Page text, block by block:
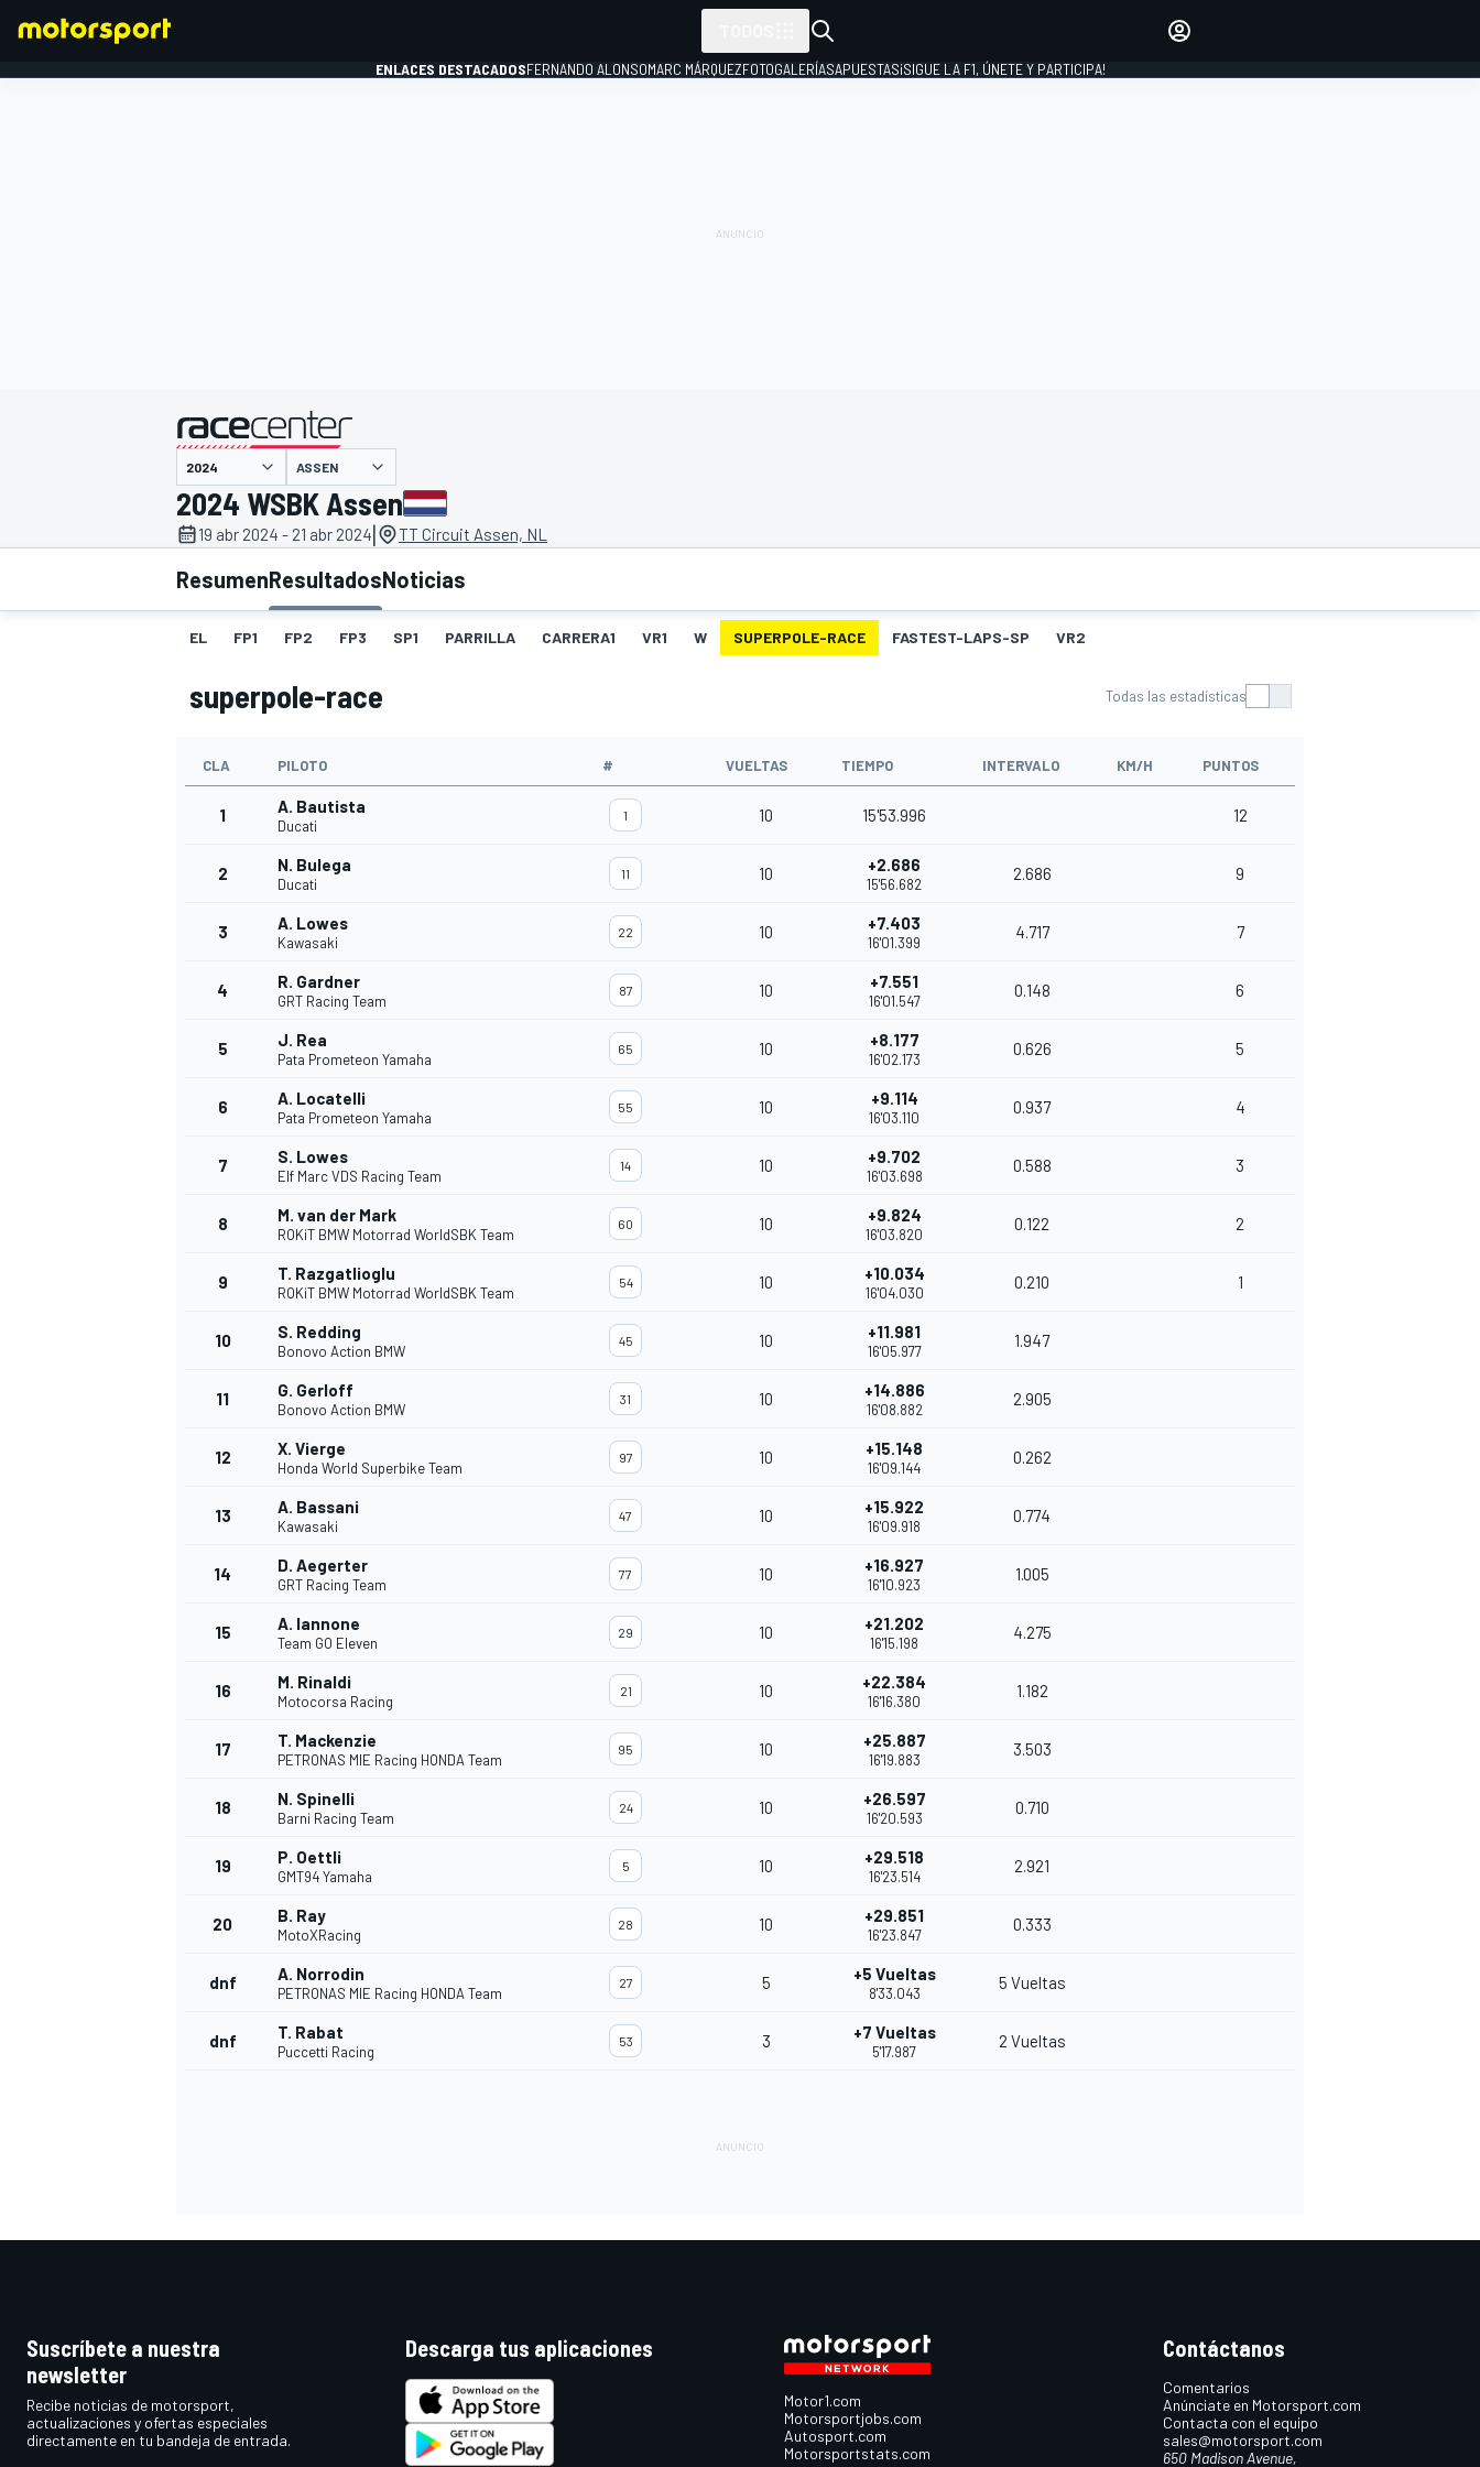
INDYCAR WRC
ENLACES DESTACADOSFERNANDO ALONSOMARC MÁRQUEZFOTOGALERÍASAPUESTAS¡SIGUE LA F1, ÚNETE Y PARTICIPA!
presentado por
ASSEN
2024 WSBK Assen
19 abr 2024 - 21 abr 2024| TT Circuit Assen, NL
ResumenResultadosNoticias
EL FP1 FP2 FP3 SP1 PARRILLA CARRERA1 VR1 W SUPERPOLE-RACE FASTEST-LAPS-SP VR2
superpole-race Todas las estadísticas
CLA PILOTO # VUELTAS TIEMPO INTERVALO KM/H PUNTOS
1 A. Bautista
Ducati
1 10 15'53.996 12
2 N. Bulega
Ducati
11 10 +2.686
15'56.682
2.686 9
3 A. Lowes
Kawasaki
22 10 +7.403
16'01.399
4.717 7
4 R. Gardner
GRT Racing Team
87 10 +7.551
16'01.547
0.148 6
5 J. Rea
Pata Prometeon Yamaha
65 10 +8.177
16'02.173
0.626 5
6 A. Locatelli
Pata Prometeon Yamaha
55 10 +9.114
16'03.110
0.937 4
7 S. Lowes
Elf Marc VDS Racing Team
14 10 +9.702
16'03.698
0.588 3
8 M. van der Mark
ROKiT BMW Motorrad WorldSBK Team
60 10 +9.824
16'03.820
0.122 2
9 T. Razgatlioglu
ROKiT BMW Motorrad WorldSBK Team
54 10 +10.034
16'04.030
0.210 1
10 S. Redding
Bonovo Action BMW
45 10 +11.981
16'05.977
1.947
11 G. Gerloff
Bonovo Action BMW
31 10 +14.886
16'08.882
2.905
12 X. Vierge
Honda World Superbike Team
97 10 +15.148
16'09.144
0.262
13 A. Bassani
Kawasaki
47 10 +15.922
16'09.918
0.774
14 D. Aegerter
GRT Racing Team
77 10 +16.927
16'10.923
1.005
15 A. Iannone
Team GO Eleven
29 10 +21.202
16'15.198
4.275
16 M. Rinaldi
Motocorsa Racing
21 10 +22.384
16'16.380
1.182
17 T. Mackenzie
PETRONAS MIE Racing HONDA Team
95 10 +25.887
16'19.883
3.503
18 N. Spinelli
Barni Racing Team
24 10 +26.597
16'20.593
0.710
19 P. Oettli
GMT94 Yamaha
5 10 +29.518
16'23.514
2.921
20 B. Ray
MotoXRacing
28 10 +29.851
16'23.847
0.333
dnf A. Norrodin
PETRONAS MIE Racing HONDA Team
27 5 +5 Vueltas
8'33.043
5 Vueltas
dnf T. Rabat
Puccetti Racing
53 3 +7 Vueltas
5'17.987
2 Vueltas
Suscríbete a nuestra
newsletter
Recibe noticias de motorsport,
actualizaciones y ofertas especiales
directamente en tu bandeja de entrada.
Descarga tus aplicaciones
Motor1.com
Motorsportjobs.com
Autosport.com
Motorsportstats.com
Contáctanos
Comentarios
Anúnciate en Motorsport.com
Contacta con el equipo
sales@motorsport.com
650 Madison Avenue,